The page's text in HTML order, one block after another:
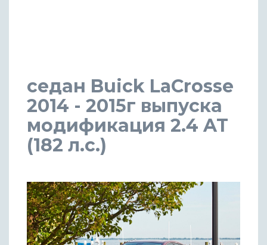
седан Buick LaCrosse
2014 - 2015г выпуска
модификация 2.4 AT
(182 л.с.)